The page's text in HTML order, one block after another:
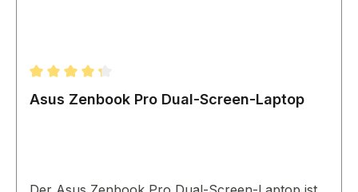
Durchschnittliche Bewertung von 4.33 von 5 Sternen
Asus Zenbook Pro Dual-Screen-Laptop